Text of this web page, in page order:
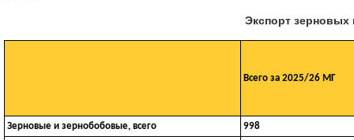
Экспорт зерновых
Всего за 2025/26 МГ
Зерновые и зернобобовые, всего
998